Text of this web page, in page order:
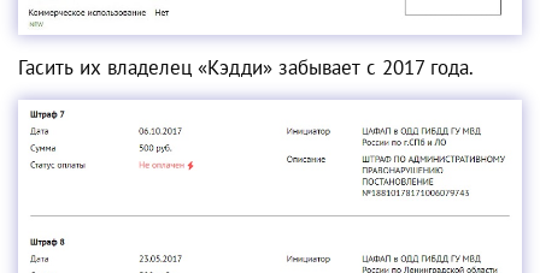
Гасить их владелец «Кэдди» забывает с 2017 года.